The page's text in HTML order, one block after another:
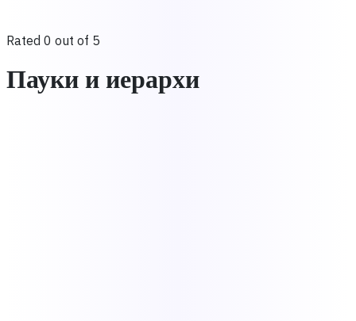
Rated 0 out of 5
Пауки и иерархи